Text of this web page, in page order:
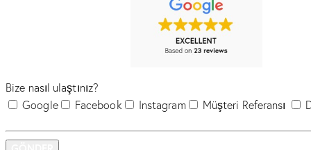
Bize nasıl ulaştınız?
Google
Facebook Instagram Müşteri Referansı